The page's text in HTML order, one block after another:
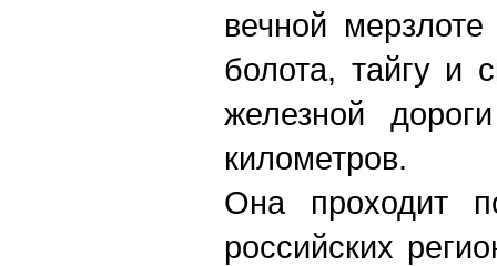
вечной
болота, тайгу и
железной
километров.
Она проходит
российских